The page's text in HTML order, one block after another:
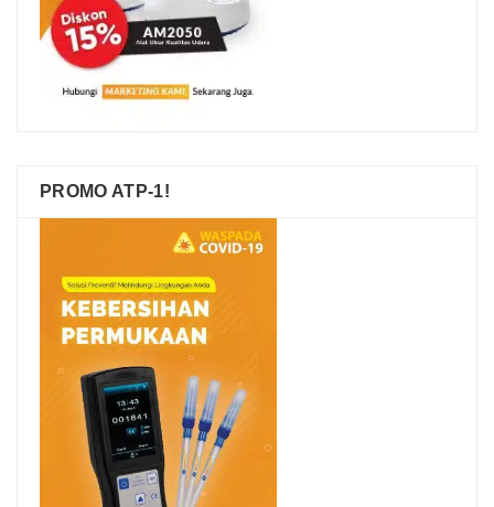
PROMO ATP-1!